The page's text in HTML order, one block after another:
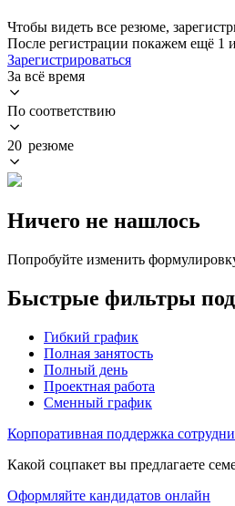
Чтобы видеть все резюме,
После регистрации покажем ещё 1
Зарегистрироваться
За всё время
По соответствию
20 резюме
Ничего не нашлось
Попробуйте изменить
Быстрые фильтры
Гибкий график
Полная занятость
Полный день
Проектная работа
Сменный график
Корпоративная поддержка
Какой соцпакет вы предлагаете
Оформляйте кандидатов онлайн